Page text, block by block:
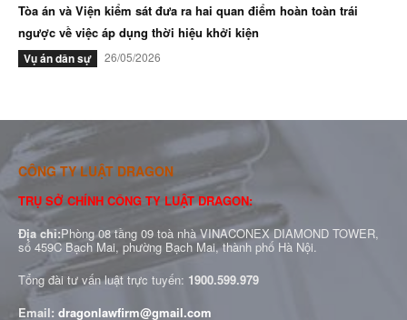
Tòa án và Viện kiểm sát đưa ra hai quan điểm hoàn toàn trái
ngược về việc áp dụng thời hiệu khởi kiện
Vụ án dân sự 26/05/2026
CÔNG TY LUẬT DRAGON
TRỤ SỞ CHÍNH CÔNG TY LUẬT DRAGON:
Địa chỉ:Phòng 08 tầng 09 toà nhà VINACONEX DIAMOND TOWER,
số 459C Bạch Mai, phường Bạch Mai, thành phố Hà Nội.
Tổng đài tư vấn luật trực tuyến: 1900.599.979
Email: dragonlawfirm@gmail.com